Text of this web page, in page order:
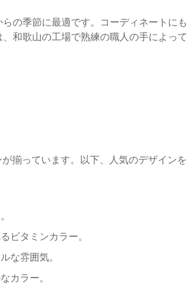
の季節に最適です。コーディネートにも
和歌山の工場で熟練の職人の手によって
揃っています。以下、人気のデザインを
ビタミンカラー。
な雰囲気。
カラー。